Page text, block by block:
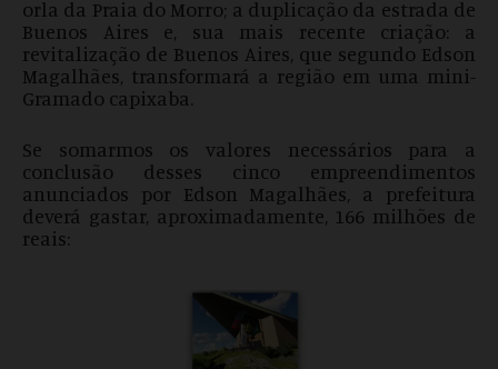
orla da Praia do Morro; a duplicação da estrada de
Buenos Aires e, sua mais recente criação: a
revitalização de Buenos Aires, que segundo Edson
Magalhães, transformará a região em uma mini-
Gramado capixaba.
Se somarmos os valores necessários para a
conclusão desses cinco empreendimentos
anunciados por Edson Magalhães, a prefeitura
deverá gastar, aproximadamente, 166 milhões de
reais: